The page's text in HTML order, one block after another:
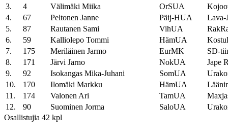
3.
4 Välimäki Miika OrSUA
4.
67 Peltonen Janne Päij-HUA
Lava-
5.
87 Rautanen Sami VihUA
6.
59 Kalliolepo Tommi HämUA
7.
175 Meriläinen Jarmo EurMK
SD-
8.
171 Järvi Jarno NokUA
Jape
9.
92 Isokangas Mika-Juhani SomUA
10.
170 Ilomäki Markku HämUA
11.
174 Valonen Ari TamUA
12.
90 Suominen Jorma SaloUA
Osallistujia 42 kpl